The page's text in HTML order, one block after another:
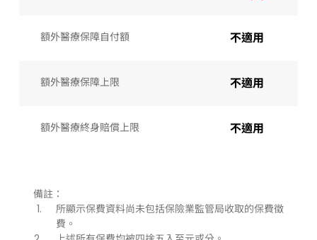
額外醫療保障自付額 不適用
額外醫療保障上限 不適用
額外醫療終身賠償上限 不適用
備註：
所顯示保費資料尚未包括保險業監管局收取的保費徵
費。